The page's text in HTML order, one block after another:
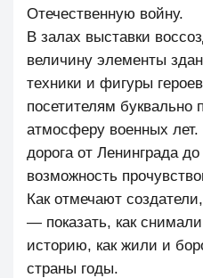
Отечественную войну.
В залах выставки
величину элементы
техники и фигуры
посетителям буквально
атмосферу военных
дорога от Ленинграда
возможность
Как отмечают
— показать, как
историю, как жили и
страны годы.